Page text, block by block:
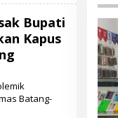
Bupati
Kapus
Batang-